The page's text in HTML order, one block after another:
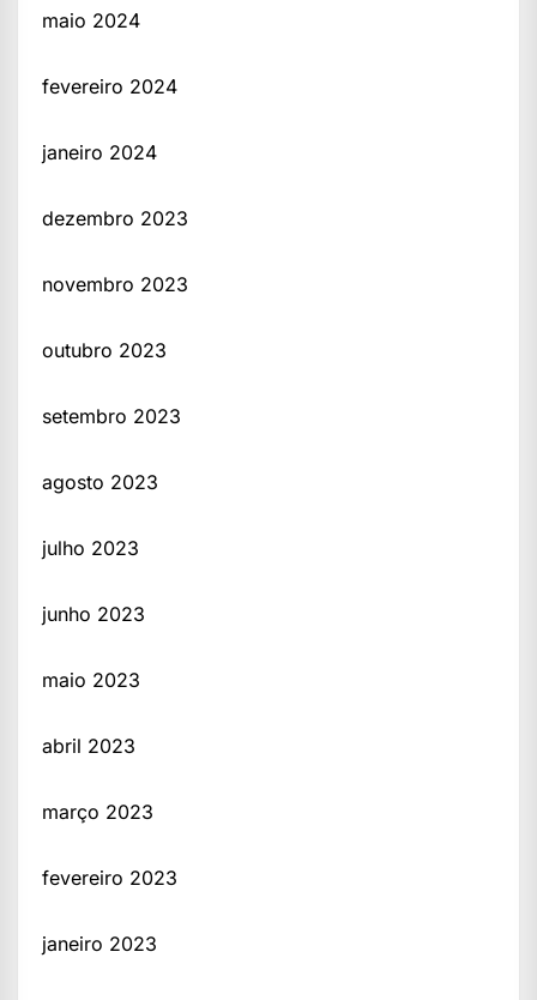
maio 2024
fevereiro 2024
janeiro 2024
dezembro 2023
novembro 2023
outubro 2023
setembro 2023
agosto 2023
julho 2023
junho 2023
maio 2023
abril 2023
março 2023
fevereiro 2023
janeiro 2023